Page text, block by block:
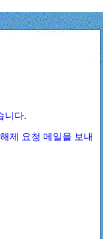
니다.
제 요청 메일을 보내